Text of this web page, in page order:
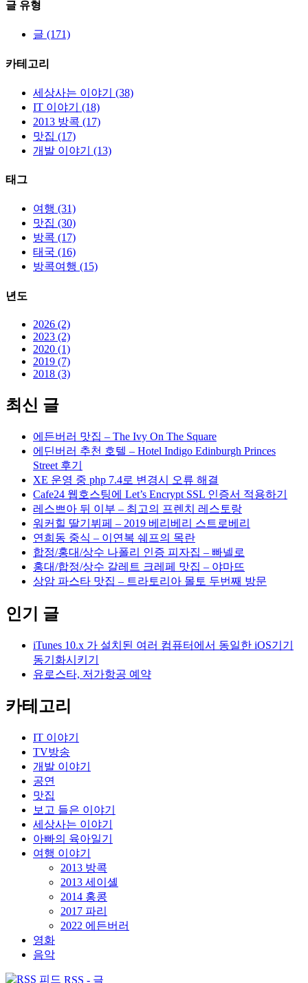
자
글 유형
글 (171)
카테고리
세상사는 이야기 (38)
IT 이야기 (18)
2013 방콕 (17)
맛집 (17)
개발 이야기 (13)
태그
여행 (31)
맛집 (30)
방콕 (17)
태국 (16)
방콕여행 (15)
년도
2026 (2)
2023 (2)
2020 (1)
2019 (7)
2018 (3)
최신 글
에든버러 맛집 – The Ivy On The Square
에딘버러 추천 호텔 – Hotel Indigo Edinburgh Princes
Street 후기
XE 운영 중 php 7.4로 변경시 오류 해결
Cafe24 웹호스팅에 Let’s Encrypt SSL 인증서 적용하기
레스쁘아 뒤 이부 – 최고의 프렌치 레스토랑
워커힐 딸기뷔페 – 2019 베리베리 스트로베리
연희동 중식 – 이연복 쉐프의 목란
합정/홍대/상수 나폴리 인증 피자집 – 빠넬로
홍대/합정/상수 갈레트 크레페 맛집 – 야마뜨
상암 파스타 맛집 – 트라토리아 몰토 두번째 방문
인기 글
iTunes 10.x 가 설치된 여러 컴퓨터에서 동일한 iOS기기
동기화시키기
유로스타, 저가항공 예약
카테고리
IT 이야기
TV방송
개발 이야기
공연
맛집
보고 들은 이야기
세상사는 이야기
아빠의 육아일기
여행 이야기
2013 방콕
2013 세이셸
2014 홍콩
2017 파리
2022 에든버러
영화
음악
RSS - 글